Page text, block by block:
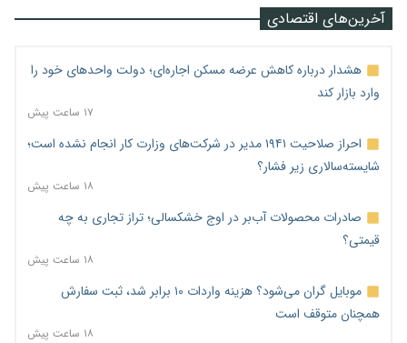
آخرین‌های اقتصادی
هشدار درباره کاهش عرضه مسکن اجاره‌ای؛ دولت واحدهای خود را
وارد بازار کند
۱۷ ساعت پیش
احراز صلاحیت ۱۹۴۱ مدیر در شرکت‌های وزارت کار انجام نشده است؛
شایسته‌سالاری زیر فشار؟
۱۸ ساعت پیش
صادرات محصولات آب‌بر در اوج خشکسالی؛ تراز تجاری به چه
قیمتی؟
۱۸ ساعت پیش
موبایل گران می‌شود؟ هزینه واردات ۱۰ برابر شد، ثبت سفارش
همچنان متوقف است
۱۸ ساعت پیش